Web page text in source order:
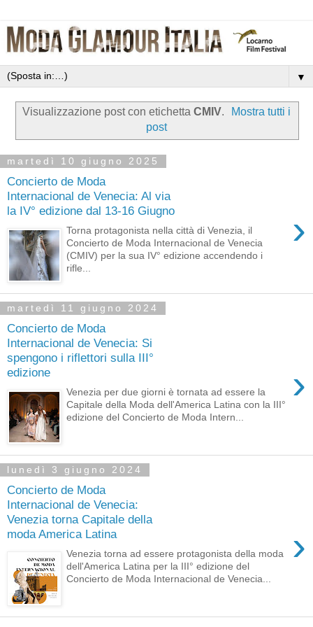
▼
Visualizzazione post con etichetta CMIV.
Mostra tutti i
post
martedì 10 giugno 2025
Concierto de Moda
Internacional de Venecia: Al via
la IV° edizione dal 13-16 Giugno
›
Torna protagonista nella città di Venezia, il
Concierto de Moda Internacional de Venecia
(CMIV) per la sua IV° edizione accendendo i
rifle...
martedì 11 giugno 2024
Concierto de Moda
Internacional de Venecia: Si
spengono i riflettori sulla III°
edizione
›
Venezia per due giorni è tornata ad essere la
Capitale della Moda dell'America Latina con la III°
edizione del Concierto de Moda Intern...
lunedì 3 giugno 2024
Concierto de Moda
Internacional de Venecia:
Venezia torna Capitale della
moda America Latina
›
Venezia torna ad essere protagonista della moda
dell'America Latina per la III° edizione del
Concierto de Moda Internacional de Venecia...